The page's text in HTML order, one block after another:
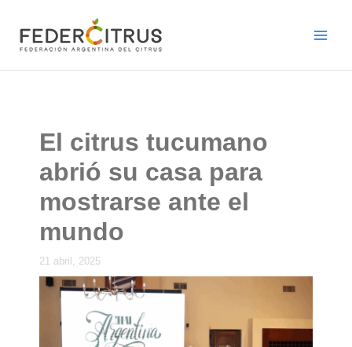
contenido
El citrus tucumano
abrió su casa para
mostrarse ante el
mundo
21 abril, 2025